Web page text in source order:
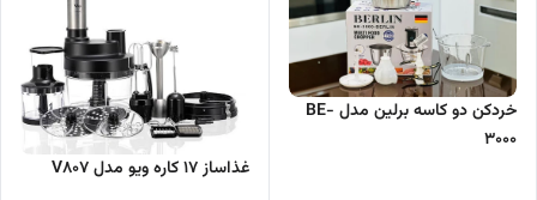
خردکن دو کاسه برلین مدل BE-
3000
غذاساز ۱۷ کاره ویو مدل V807